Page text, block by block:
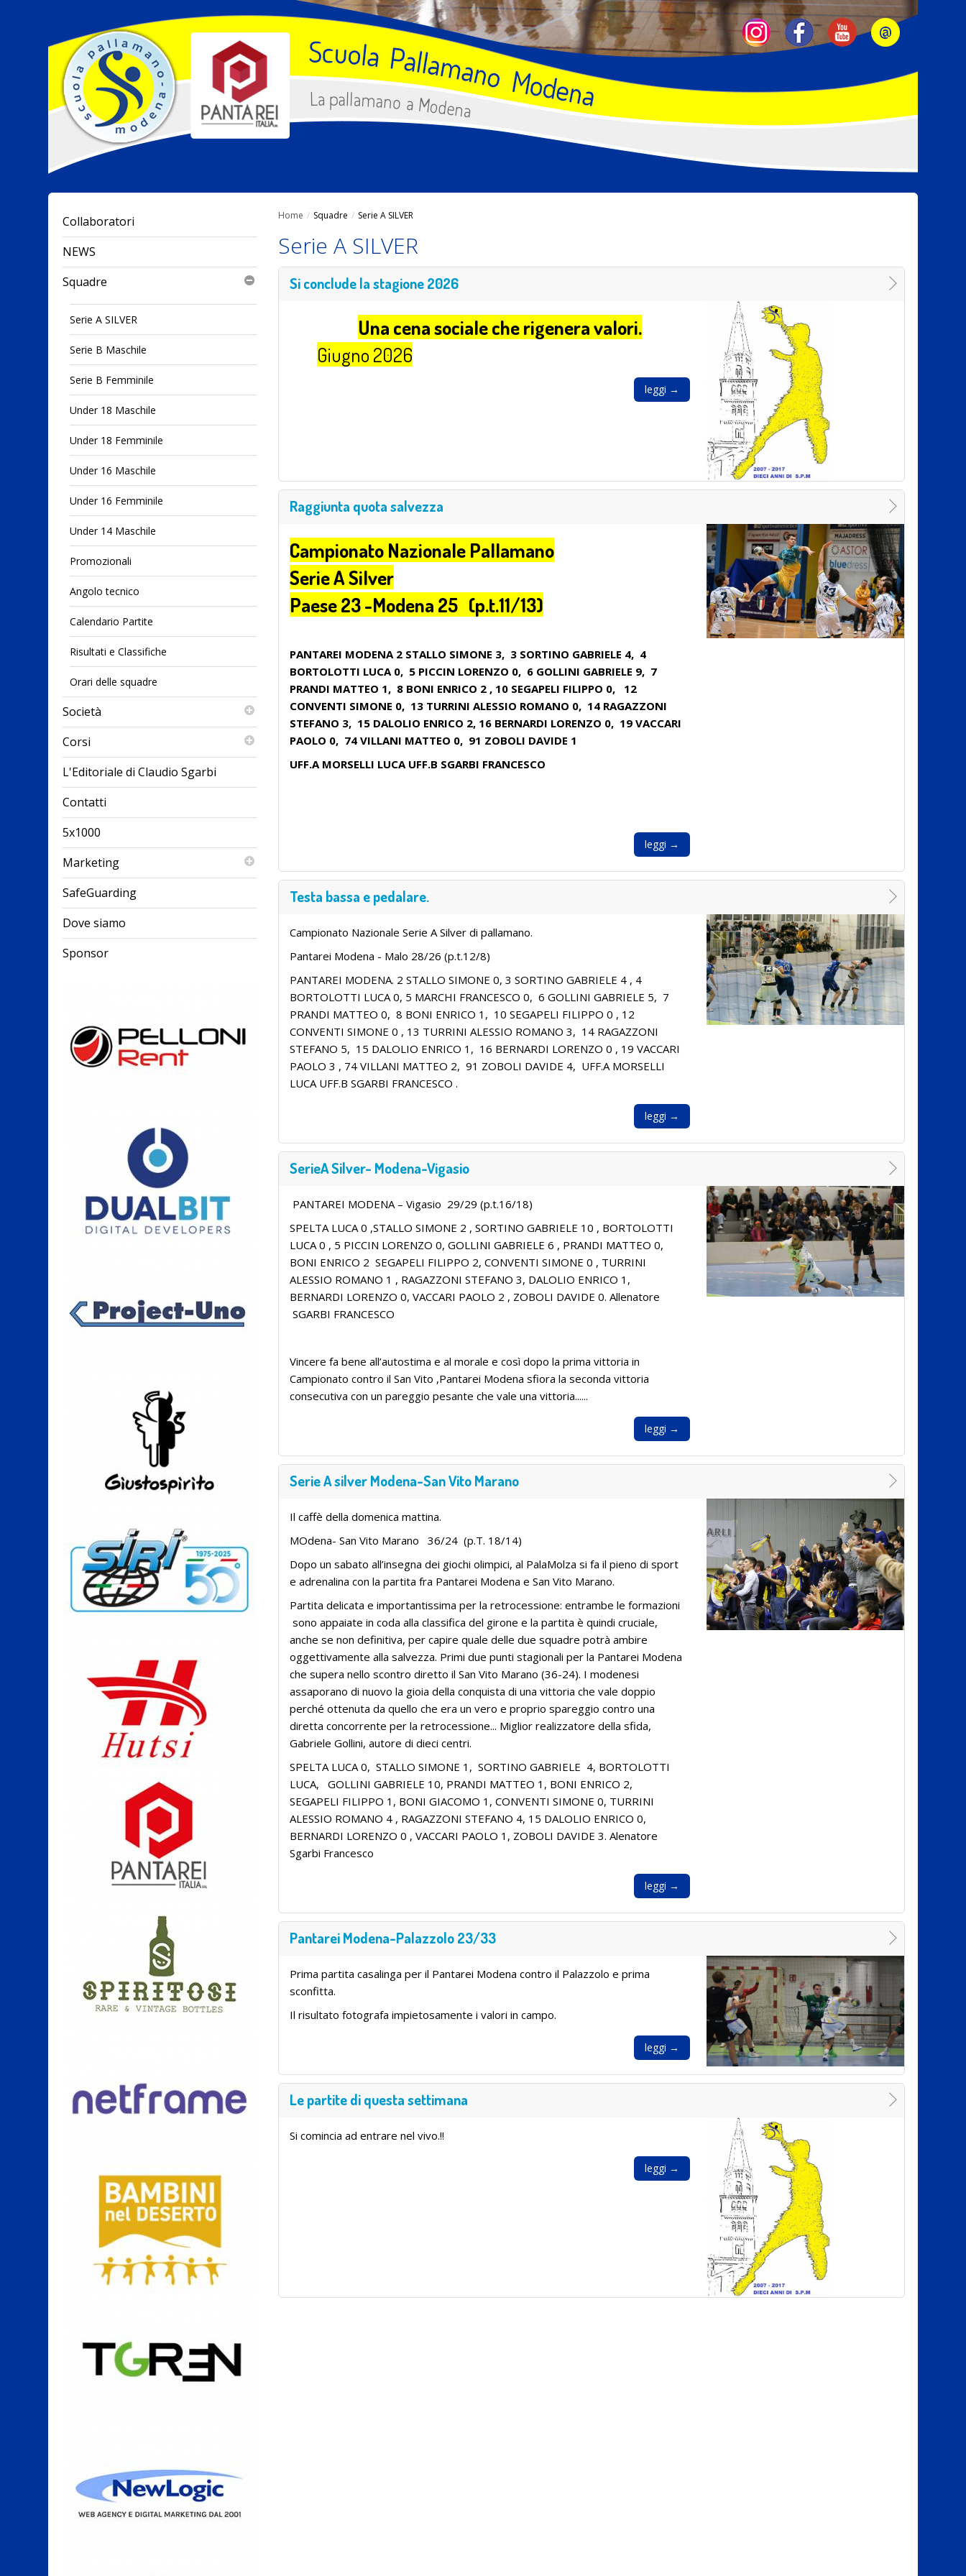
Collaboratori
NEWS
Squadre
Serie A SILVER
Serie B Maschile
Serie B Femminile
Under 18 Maschile
Under 18 Femminile
Under 16 Maschile
Under 16 Femminile
Under 14 Maschile
Promozionali
Angolo tecnico
Calendario Partite
Risultati e Classifiche
Orari delle squadre
Società
Corsi
L'Editoriale di Claudio Sgarbi
Contatti
5x1000
Marketing
SafeGuarding
Dove siamo
Sponsor
Home / Squadre / Serie A SILVER
Serie A SILVER
Si conclude la stagione 2026
Una cena sociale che rigenera valori.
Giugno 2026
leggi →
Raggiunta quota salvezza
Campionato Nazionale Pallamano
Serie A Silver
Paese 23 -Modena 25 (p.t.11/13)
PANTAREI MODENA 2 STALLO SIMONE 3, 3 SORTINO GABRIELE 4, 4
BORTOLOTTI LUCA 0, 5 PICCIN LORENZO 0, 6 GOLLINI GABRIELE 9, 7
PRANDI MATTEO 1, 8 BONI ENRICO 2 , 10 SEGAPELI FILIPPO 0, 12
CONVENTI SIMONE 0, 13 TURRINI ALESSIO ROMANO 0, 14 RAGAZZONI
STEFANO 3, 15 DALOLIO ENRICO 2, 16 BERNARDI LORENZO 0, 19 VACCARI
PAOLO 0, 74 VILLANI MATTEO 0, 91 ZOBOLI DAVIDE 1
UFF.A MORSELLI LUCA UFF.B SGARBI FRANCESCO
leggi →
Testa bassa e pedalare.
Campionato Nazionale Serie A Silver di pallamano.
Pantarei Modena - Malo 28/26 (p.t.12/8)
PANTAREI MODENA. 2 STALLO SIMONE 0, 3 SORTINO GABRIELE 4 , 4
BORTOLOTTI LUCA 0, 5 MARCHI FRANCESCO 0, 6 GOLLINI GABRIELE 5, 7
PRANDI MATTEO 0, 8 BONI ENRICO 1, 10 SEGAPELI FILIPPO 0 , 12
CONVENTI SIMONE 0 , 13 TURRINI ALESSIO ROMANO 3, 14 RAGAZZONI
STEFANO 5, 15 DALOLIO ENRICO 1, 16 BERNARDI LORENZO 0 , 19 VACCARI
PAOLO 3 , 74 VILLANI MATTEO 2, 91 ZOBOLI DAVIDE 4, UFF.A MORSELLI
LUCA UFF.B SGARBI FRANCESCO .
leggi →
SerieA Silver- Modena-Vigasio
PANTAREI MODENA – Vigasio 29/29 (p.t.16/18)
SPELTA LUCA 0 ,STALLO SIMONE 2 , SORTINO GABRIELE 10 , BORTOLOTTI
LUCA 0 , 5 PICCIN LORENZO 0, GOLLINI GABRIELE 6 , PRANDI MATTEO 0,
BONI ENRICO 2 SEGAPELI FILIPPO 2, CONVENTI SIMONE 0 , TURRINI
ALESSIO ROMANO 1 , RAGAZZONI STEFANO 3, DALOLIO ENRICO 1,
BERNARDI LORENZO 0, VACCARI PAOLO 2 , ZOBOLI DAVIDE 0. Allenatore
SGARBI FRANCESCO
Vincere fa bene all’autostima e al morale e così dopo la prima vittoria in
Campionato contro il San Vito ,Pantarei Modena sfiora la seconda vittoria
consecutiva con un pareggio pesante che vale una vittoria......
leggi →
Serie A silver Modena-San Vito Marano
Il caffè della domenica mattina.
MOdena- San Vito Marano 36/24 (p.T. 18/14)
Dopo un sabato all’insegna dei giochi olimpici, al PalaMolza si fa il pieno di sport
e adrenalina con la partita fra Pantarei Modena e San Vito Marano.
Partita delicata e importantissima per la retrocessione: entrambe le formazioni
sono appaiate in coda alla classifica del girone e la partita è quindi cruciale,
anche se non definitiva, per capire quale delle due squadre potrà ambire
oggettivamente alla salvezza. Primi due punti stagionali per la Pantarei Modena
che supera nello scontro diretto il San Vito Marano (36-24). I modenesi
assaporano di nuovo la gioia della conquista di una vittoria che vale doppio
perché ottenuta da quello che era un vero e proprio spareggio contro una
diretta concorrente per la retrocessione... Miglior realizzatore della sfida,
Gabriele Gollini, autore di dieci centri.
SPELTA LUCA 0, STALLO SIMONE 1, SORTINO GABRIELE 4, BORTOLOTTI
LUCA, GOLLINI GABRIELE 10, PRANDI MATTEO 1, BONI ENRICO 2,
SEGAPELI FILIPPO 1, BONI GIACOMO 1, CONVENTI SIMONE 0, TURRINI
ALESSIO ROMANO 4 , RAGAZZONI STEFANO 4, 15 DALOLIO ENRICO 0,
BERNARDI LORENZO 0 , VACCARI PAOLO 1, ZOBOLI DAVIDE 3. Alenatore
Sgarbi Francesco
leggi →
Pantarei Modena-Palazzolo 23/33
Prima partita casalinga per il Pantarei Modena contro il Palazzolo e prima
sconfitta.
Il risultato fotografa impietosamente i valori in campo.
leggi →
Le partite di questa settimana
Si comincia ad entrare nel vivo.!!
leggi →